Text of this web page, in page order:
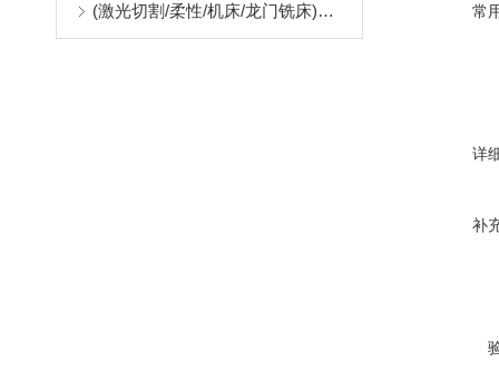
(激光切割/柔性/机床/龙门铣床)风琴防护罩生产厂，位于河北沧州售后好支持非标定制 常
详
补